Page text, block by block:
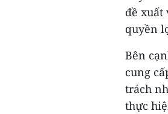
đề xuất
quyền
Bên
cung
trách
thực